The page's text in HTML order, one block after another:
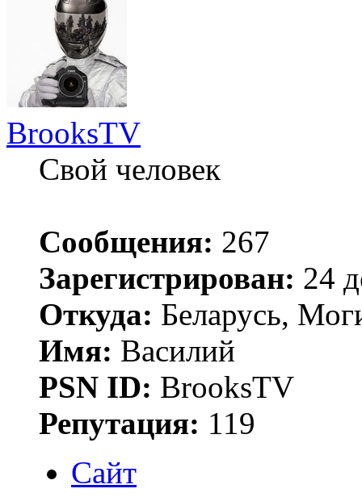
BrooksTV
Свой человек
Сообщения: 267
Зарегистрирован: 24
Откуда: Беларусь,
Имя: Василий
PSN ID: BrooksTV
Репутация: 119
Сайт